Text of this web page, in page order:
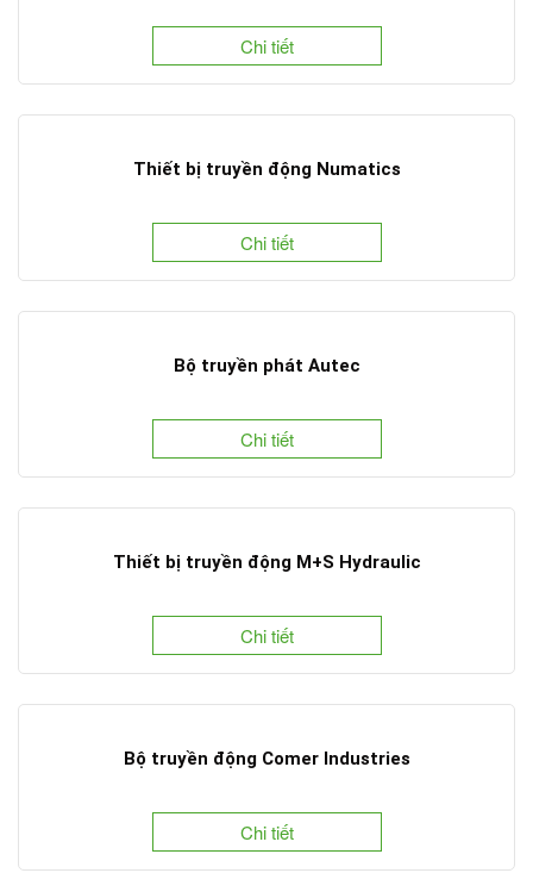
Chi tiết
Thiết bị truyền động Numatics
Chi tiết
Bộ truyền phát Autec
Chi tiết
Thiết bị truyền động M+S Hydraulic
Chi tiết
Bộ truyền động Comer Industries
Chi tiết